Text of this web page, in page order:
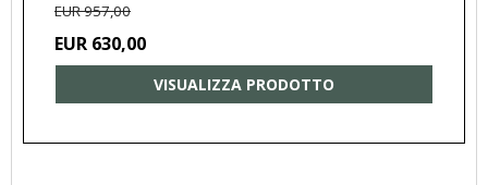
EUR 957,00
EUR 630,00
VISUALIZZA PRODOTTO